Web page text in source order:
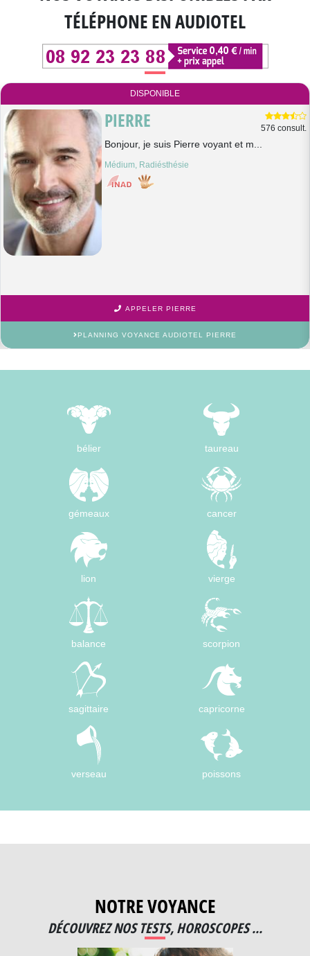
TÉLÉPHONE EN AUDIOTEL
DISPONIBLE
PIERRE 576 consult.
Bonjour, je suis Pierre voyant et m...
Médium, Radiésthésie
APPELER PIERRE
PLANNING VOYANCE AUDIOTEL PIERRE
bélier taureau
gémeaux cancer
lion vierge
balance scorpion
sagittaire capricorne
verseau poissons
NOTRE VOYANCE
DÉCOUVREZ NOS TESTS, HOROSCOPES ...